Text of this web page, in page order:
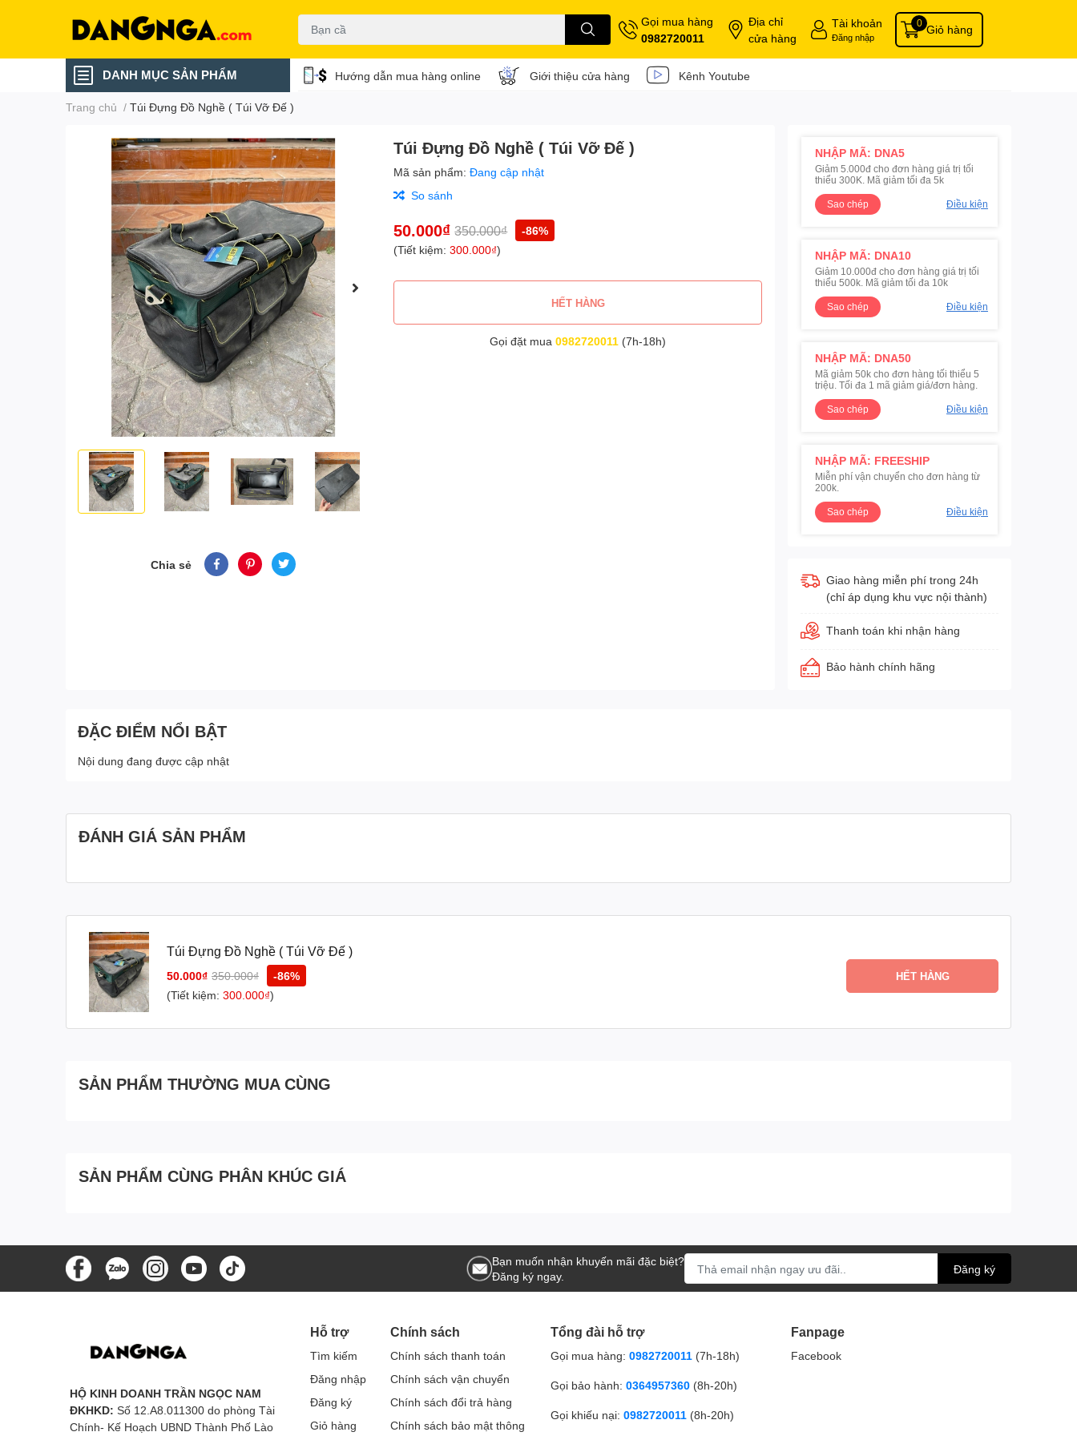
Gọi mua hàng
0982720011
Địa chỉ
cửa hàng
Tài khoản
Đăng nhập
Giỏ hàng
0
DANH MỤC SẢN PHẨM Hướng dẫn mua hàng online Giới thiệu cửa hàng Kênh Youtube
Trang chủ / Túi Đựng Đồ Nghề ( Túi Vỡ Đế )
Chia sẻ
Túi Đựng Đồ Nghề ( Túi Vỡ Đế )
Mã sản phẩm:Đang cập nhật
So sánh
50.000₫ 350.000₫
-86%
(Tiết kiệm:300.000₫)
HẾT HÀNG
Gọi đặt mua0982720011 (7h-18h)
NHẬP MÃ: DNA5
Giảm 5.000đ cho đơn hàng giá trị tối
thiểu 300K. Mã giảm tối đa 5k
Sao chép
Điều kiện
NHẬP MÃ: DNA10
Giảm 10.000đ cho đơn hàng giá trị tối
thiểu 500k. Mã giảm tối đa 10k
Sao chép
Điều kiện
NHẬP MÃ: DNA50
Mã giảm 50k cho đơn hàng tối thiểu 5
triệu. Tối đa 1 mã giảm giá/đơn hàng.
Sao chép
Điều kiện
NHẬP MÃ: FREESHIP
Miễn phí vận chuyển cho đơn hàng từ
200k.
Sao chép
Điều kiện
Giao hàng miễn phí trong 24h
(chỉ áp dụng khu vực nội thành)
Thanh toán khi nhận hàng
Bảo hành chính hãng
ĐẶC ĐIỂM NỔI BẬT
Nội dung đang được cập nhật
ĐÁNH GIÁ SẢN PHẨM
Túi Đựng Đồ Nghề ( Túi Vỡ Đế )
50.000₫ 350.000₫
-86%
(Tiết kiệm: 300.000₫)
HẾT HÀNG
SẢN PHẨM THƯỜNG MUA CÙNG
SẢN PHẨM CÙNG PHÂN KHÚC GIÁ
Bạn muốn nhận khuyến mãi đặc biệt?
Đăng ký ngay.
Đăng ký
HỘ KINH DOANH TRẦN NGỌC NAM
ĐKHKD: Số 12.A8.011300 do phòng Tài
Chính- Kế Hoạch UBND Thành Phố Lào
Hỗ trợ
Tìm kiếm
Đăng nhập
Đăng ký
Giỏ hàng
Chính sách
Chính sách thanh toán
Chính sách vận chuyển
Chính sách đổi trả hàng
Chính sách bảo mật thông
Tổng đài hỗ trợ
Gọi mua hàng: 0982720011 (7h-18h)
Gọi bảo hành: 0364957360 (8h-20h)
Gọi khiếu nại: 0982720011 (8h-20h)
Fanpage
Facebook